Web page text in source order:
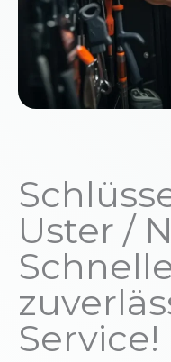
Uster /
Service!